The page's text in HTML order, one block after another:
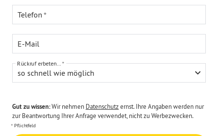
Telefon
E-Mail
so schnell wie möglich
Rückruf erbeten...
Gut zu wissen:Wir nehmen Datenschutzernst. Ihre Angaben werden nur
zur Beantwortung Ihrer Anfrage verwendet, nicht zu Werbezwecken.
Pflichtfeld